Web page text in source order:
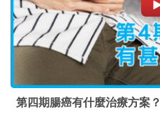
第四期腸癌有什麼治療方案？